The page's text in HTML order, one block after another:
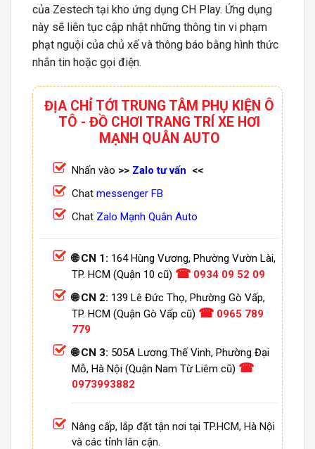
của Zestech tại kho ứng dụng CH Play. Ứng dụng
này sẽ liên tục cập nhật những thông tin vi phạm
phạt nguội của chủ xế và thông báo bằng hình thức
nhắn tin hoặc gọi điện.
ĐỊA CHỈ TỚI TRUNG TÂM PHỤ KIỆN Ô
TÔ - ĐỒ CHƠI TRANG TRÍ XE HƠI
MẠNH QUÂN AUTO
Nhấn vào >> Zalo tư vấn <<
Chat messenger FB
Chat Zalo Mạnh Quân Auto
🌐 CN 1: 164 Hùng Vương, Phường Vườn Lài,
TP. HCM (Quận 10 cũ) ☎ 0934 09 52 09
🌐 CN 2: 139 Lê Đức Thọ, Phường Gò Vấp,
TP. HCM (Quận Gò Vấp cũ) ☎ 0965 789
779
🌐 CN 3: 505A Lương Thế Vinh, Phường Đại
Mỗ, Hà Nội (Quận Nam Từ Liêm cũ) ☎
0973993882
Nâng cấp, lắp đặt tận nơi tại TP.HCM, Hà Nội
và các tỉnh lân cận.